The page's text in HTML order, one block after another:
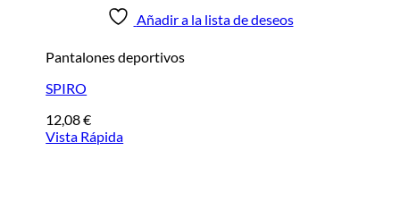
Añadir a la lista de deseos
Pantalones deportivos
SPIRO
12,08€
Vista Rápida